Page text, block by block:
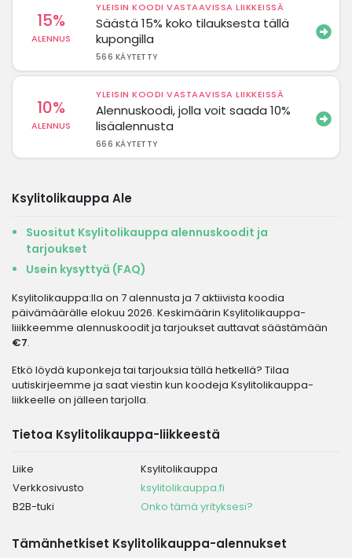
15%
ALENNUS
YLEISIN KOODI VASTAAVISSA LIIKKEISSÄ
Säästä 15% koko tilauksesta tällä
kupongilla
566 KÄYTETTY
10%
ALENNUS
YLEISIN KOODI VASTAAVISSA LIIKKEISSÄ
Alennuskoodi, jolla voit saada 10%
lisäalennusta
666 KÄYTETTY
Ksylitolikauppa Ale
Suositut Ksylitolikauppa alennuskoodit ja
tarjoukset
Usein kysyttyä (FAQ)
Ksylitolikauppa:lla on 7 alennusta ja 7 aktiivista koodia
päivämäärälle elokuu 2026. Keskimäärin Ksylitolikauppa-
liiikkeemme alennuskoodit ja tarjoukset auttavat säästämään
€7.
Etkö löydä kuponkeja tai tarjouksia tällä hetkellä? Tilaa
uutiskirjeemme ja saat viestin kun koodeja Ksylitolikauppa-
liikkeelle on jälleen tarjolla.
Tietoa Ksylitolikauppa-liikkeestä
Liike
Ksylitolikauppa
Verkkosivusto
ksylitolikauppa.fi
B2B-tuki
Onko tämä yrityksesi?
Tämänhetkiset Ksylitolikauppa-alennukset